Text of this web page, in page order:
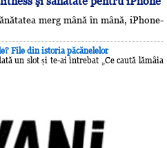
merg mână în mână, iPhone-
File din istoria păcănelelor
un slot și te-ai întrebat „Ce caută lămâia